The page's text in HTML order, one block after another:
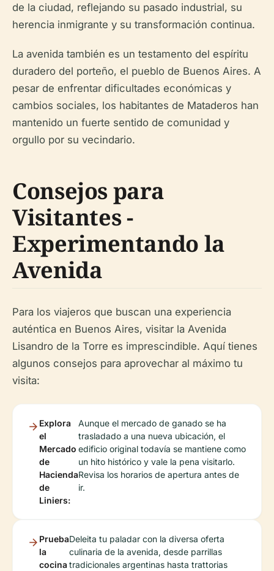
de la ciudad, reflejando su pasado industrial, su
herencia inmigrante y su transformación continua.
La avenida también es un testamento del espíritu
duradero del porteño, el pueblo de Buenos Aires. A
pesar de enfrentar dificultades económicas y
cambios sociales, los habitantes de Mataderos han
mantenido un fuerte sentido de comunidad y
orgullo por su vecindario.
Consejos para
Visitantes -
Experimentando la
Avenida
Para los viajeros que buscan una experiencia
auténtica en Buenos Aires, visitar la Avenida
Lisandro de la Torre es imprescindible. Aquí tienes
algunos consejos para aprovechar al máximo tu
visita:
Explora
el
Mercado
de
Hacienda
de
Liniers:
Aunque el mercado de ganado se ha
trasladado a una nueva ubicación, el
edificio original todavía se mantiene como
un hito histórico y vale la pena visitarlo.
Revisa los horarios de apertura antes de
ir.
Prueba
la
cocina
Deleita tu paladar con la diversa oferta
culinaria de la avenida, desde parrillas
tradicionales argentinas hasta trattorias